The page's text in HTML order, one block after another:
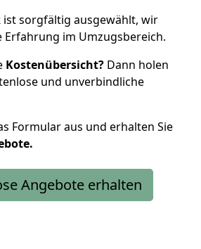
ist sorgfältig ausgewählt, wir
Erfahrung im Umzugsbereich.
Kostenübersicht? Dann holen
und unverbindliche
Formular aus und erhalten Sie
Angebote erhalten